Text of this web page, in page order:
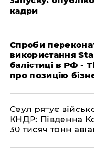
кадри
​Спроби
використання
балістиці в РФ -
про позицію
​Сеул рятує
КНДР: Південна
30 тисяч тонн